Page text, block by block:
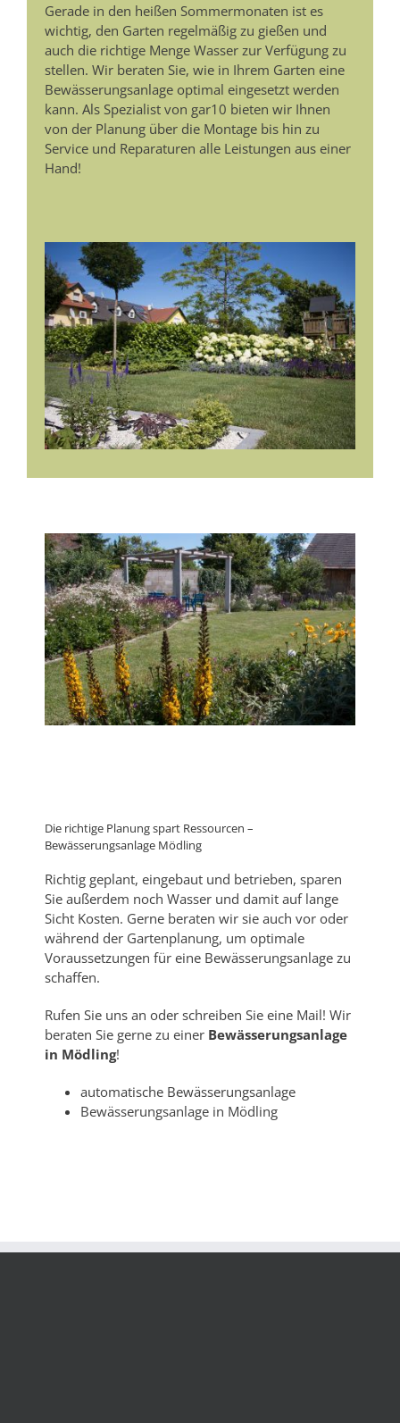
Gerade in den heißen Sommermonaten ist es
wichtig, den Garten regelmäßig zu gießen und
auch die richtige Menge Wasser zur Verfügung zu
stellen. Wir beraten Sie, wie in Ihrem Garten eine
Bewässerungsanlage optimal eingesetzt werden
kann. Als Spezialist von gar10 bieten wir Ihnen
von der Planung über die Montage bis hin zu
Service und Reparaturen alle Leistungen aus einer
Hand!
Die richtige Planung spart Ressourcen –
Bewässerungsanlage Mödling
Richtig geplant, eingebaut und betrieben, sparen
Sie außerdem noch Wasser und damit auf lange
Sicht Kosten. Gerne beraten wir sie auch vor oder
während der Gartenplanung, um optimale
Voraussetzungen für eine Bewässerungsanlage zu
schaffen.
Rufen Sie uns an oder schreiben Sie eine Mail! Wir
beraten Sie gerne zu einer Bewässerungsanlage
in Mödling!
automatische Bewässerungsanlage
Bewässerungsanlage in Mödling